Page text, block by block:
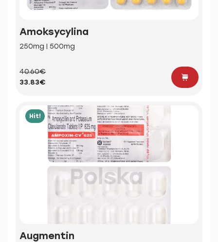
Amoksycylina
250mg | 500mg
40.60€
33.83€
Hit!
Augmentin